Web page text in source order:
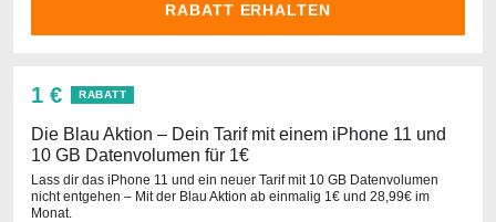
RABATT ERHALTEN
1 € RABATT
Die Blau Aktion – Dein Tarif mit einem iPhone 11 und
10 GB Datenvolumen für 1€
Lass dir das iPhone 11 und ein neuer Tarif mit 10 GB Datenvolumen
nicht entgehen – Mit der Blau Aktion ab einmalig 1€ und 28,99€ im
Monat.